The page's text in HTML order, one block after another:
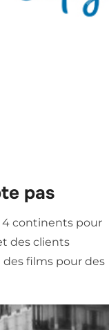
pas
4 continents pour
des clients
des films pour des